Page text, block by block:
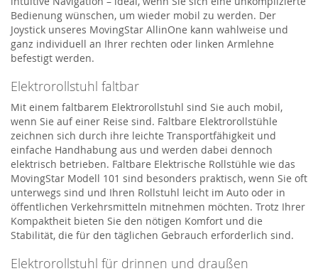
Bedienung wünschen, um wieder mobil zu werden. Der
Joystick unseres MovingStar AllinOne kann wahlweise und
ganz individuell an Ihrer rechten oder linken Armlehne
befestigt werden.
Elektrorollstuhl faltbar
Mit einem faltbarem Elektrorollstuhl sind Sie auch mobil,
wenn Sie auf einer Reise sind. Faltbare Elektrorollstühle
zeichnen sich durch ihre leichte Transportfähigkeit und
einfache Handhabung aus und werden dabei dennoch
elektrisch betrieben. Faltbare Elektrische Rollstühle wie das
MovingStar Modell 101 sind besonders praktisch, wenn Sie oft
unterwegs sind und Ihren Rollstuhl leicht im Auto oder in
öffentlichen Verkehrsmitteln mitnehmen möchten. Trotz Ihrer
Kompaktheit bieten Sie den nötigen Komfort und die
Stabilität, die für den täglichen Gebrauch erforderlich sind.
Elektrorollstuhl für drinnen und draußen